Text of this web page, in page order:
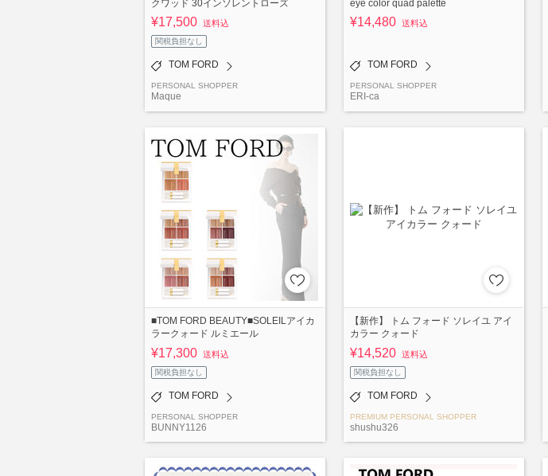
クワッド 30インソレントローズ
¥17,500 送料込
関税負担なし
TOM FORD
PERSONAL SHOPPER
Maque
eye color quad palette
¥14,480 送料込
TOM FORD
PERSONAL SHOPPER
ERI-ca
■TOM FORD BEAUTY■SOLEILアイカ
ラークォード ルミエール
¥17,300 送料込
関税負担なし
TOM FORD
PERSONAL SHOPPER
BUNNY1126
【新作】 トム フォード ソレイユ アイ
カラー クォード
¥14,520 送料込
関税負担なし
TOM FORD
PREMIUM PERSONAL SHOPPER
shushu326